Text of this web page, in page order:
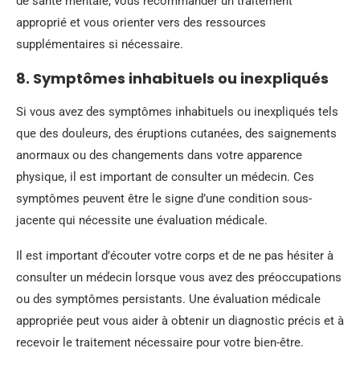
approprié et vous orienter vers des ressources
supplémentaires si nécessaire.
8. Symptômes inhabituels ou inexpliqués
Si vous avez des symptômes inhabituels ou inexpliqués tels
que des douleurs, des éruptions cutanées, des saignements
anormaux ou des changements dans votre apparence
physique, il est important de consulter un médecin. Ces
symptômes peuvent être le signe d’une condition sous-
jacente qui nécessite une évaluation médicale.
Il est important d’écouter votre corps et de ne pas hésiter à
consulter un médecin lorsque vous avez des préoccupations
ou des symptômes persistants. Une évaluation médicale
appropriée peut vous aider à obtenir un diagnostic précis et à
recevoir le traitement nécessaire pour votre bien-être.